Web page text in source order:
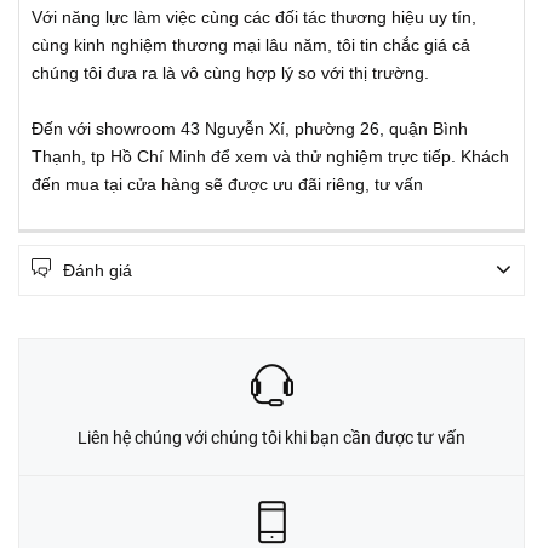
Với năng lực làm việc cùng các đối tác thương hiệu uy tín,
cùng kinh nghiệm thương mại lâu năm, tôi tin chắc giá cả
chúng tôi đưa ra là vô cùng hợp lý so với thị trường.
Đến với showroom 43 Nguyễn Xí, phường 26, quận Bình
Thạnh, tp Hồ Chí Minh để xem và thử nghiệm trực tiếp. Khách
đến mua tại cửa hàng sẽ được ưu đãi riêng, tư vấn
Đánh giá
Liên hệ chúng với chúng tôi khi bạn cần được tư vấn